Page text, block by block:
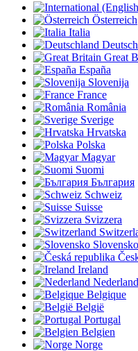
Österreich
Italia
Great
España
Slovenija
France
România
Sverige
Hrvatska
Polska
Magyar
Suomi
България
Schweiz
Suisse
Svizzera
Slovensko
Ireland
Nederland
Belgique
België
Portugal
Belgien
Norge